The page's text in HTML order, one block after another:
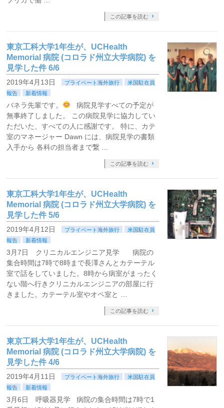
この記事を読む
東京工科大学1年生が、UCHealth
Memorial 病院 (コロラド州立大学病院) を
見学した件 6/6
2019年4月13日 プライベート海外旅行
米国駐在員
報告
新着情報
バネラ先輩です。
病院見学すべての予定が
無事終了しました。 この病院見学に協力してい
ただいた、すべての人に感謝です。 特に、カテ
室のマネージャー Dawn には、病院見学の書類
入手から 各科の担当者まで繋 …
この記事を読む
東京工科大学1年生が、UCHealth
Memorial 病院 (コロラド州立大学病院) を
見学した件 5/6
2019年4月12日 プライベート海外旅行
米国駐在員
報告
新着情報
3月7日 クリニカルエンジニア見学 病院の
集合時間は7時で8時まで長澤さんとカテーテル
室で話をしていました。8時から病室がまったく
ない階へ行きクリニカルエンジニアの部屋に行
きました。カテーテル室やオペ室と …
この記事を読む
東京工科大学1年生が、UCHealth
Memorial 病院 (コロラド州立大学病院) を
見学した件 4/6
2019年4月11日 プライベート海外旅行
米国駐在員
報告
新着情報
3月6日 呼吸器見学 病院の集合時間は7時で1